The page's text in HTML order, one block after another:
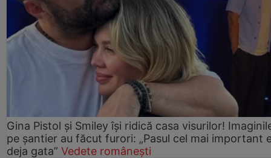
Gina Pistol și Smiley își ridică casa visurilor!
pe șantier au făcut furori: „Pasul cel mai important
deja gata” Vedete românești